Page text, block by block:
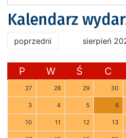
Kalendarz
poprzedni sierpień
P W Ś C
27 28 29 30
3 4 5 6
10 11 12 13